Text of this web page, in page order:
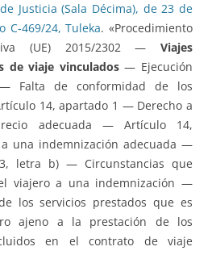
Justicia (Sala Décima), de 23 de
C-469/24, Tuleka. «Procedimiento
(UE) 2015/2302 — Viajes
de viaje vinculados— Ejecución
Falta de conformidad de los
14, apartado 1 — Derecho a
adecuada — Artículo 14,
una indemnización adecuada —
letra b) — Circunstancias que
viajero a una indemnización —
los servicios prestados que es
ajeno a la prestación de los
en el contrato de viaje